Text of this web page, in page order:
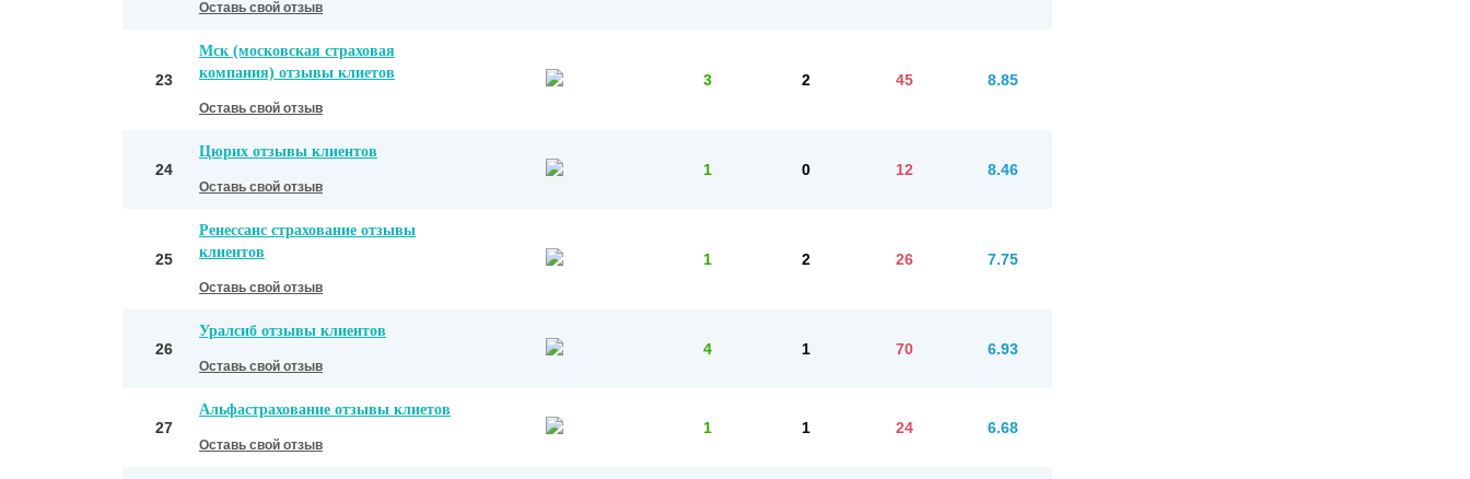
Оставь свой отзыв
23
Мск (московская страховая
компания) отзывы клиетов
Оставь свой отзыв
3 2 45 8.85
24
Цюрих отзывы клиентов
Оставь свой отзыв
1 0 12 8.46
25
Ренессанс страхование отзывы
клиентов
Оставь свой отзыв
1 2 26 7.75
26
Уралсиб отзывы клиентов
Оставь свой отзыв
4 1 70 6.93
27
Альфастрахование отзывы клиетов
Оставь свой отзыв
1 1 24 6.68